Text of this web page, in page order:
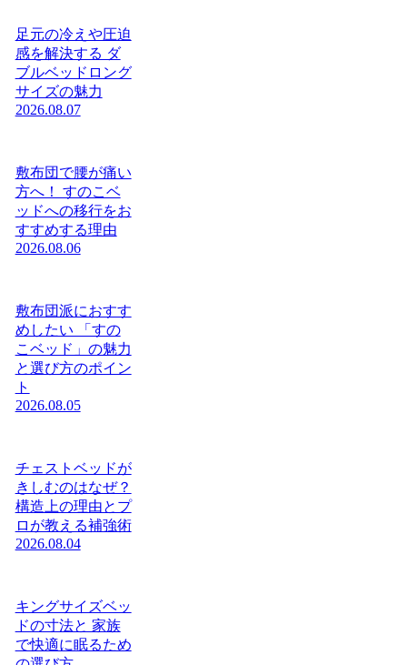
足元の冷えや圧迫
感を解決する ダ
ブルベッドロング
サイズの魅力
2026.08.07
敷布団で腰が痛い
方へ！ すのこベ
ッドへの移行をお
すすめする理由
2026.08.06
敷布団派におすす
めしたい 「すの
こベッド」の魅力
と選び方のポイン
ト
2026.08.05
チェストベッドが
きしむのはなぜ？
構造上の理由とプ
ロが教える補強術
2026.08.04
キングサイズベッ
ドの寸法と 家族
で快適に眠るため